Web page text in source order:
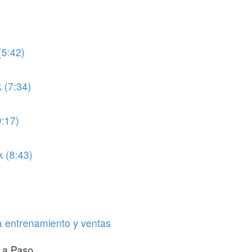
(7:34)
(8:43)
entrenamiento y ventas